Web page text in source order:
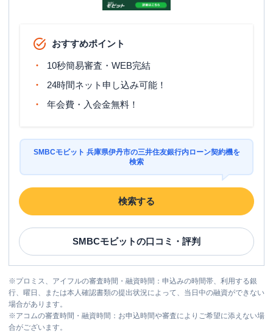
おすすめポイント
10秒簡易審査・WEB完結
24時間ネット申し込み可能！
年会費・入会金無料！
SMBCモビット 兵庫県伊丹市の三井住友銀行内ローン契約機を
検索
検索する
SMBCモビットの口コミ・評判
※プロミス、アイフルの審査時間・融資時間：申込みの時間帯、利用する銀
行、曜日、または本人確認書類の提出状況によって、当日中の融資ができない
場合があります。
※アコムの審査時間・融資時間：お申込時間や審査によりご希望に添えない場
合がございます。